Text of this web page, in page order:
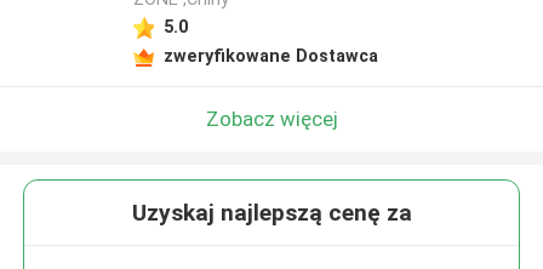
5.0
zweryfikowane Dostawca
Zobacz więcej
Uzyskaj najlepszą cenę za